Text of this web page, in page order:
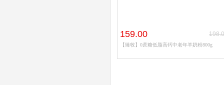
159.00
【臻牧】0蔗糖低脂高钙中老年羊奶粉800g